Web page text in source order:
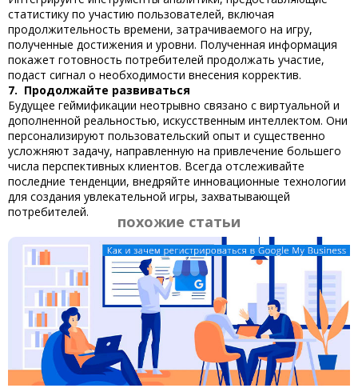
статистику по участию пользователей, включая
продолжительность времени, затрачиваемого на игру,
полученные достижения и уровни. Полученная информация
покажет готовность потребителей продолжать участие,
подаст сигнал о необходимости внесения корректив.
7. Продолжайте развиваться
Будущее геймификации неотрывно связано с виртуальной и
дополненной реальностью, искусственным интеллектом. Они
персонализируют пользовательский опыт и существенно
усложняют задачу, направленную на привлечение большего
числа перспективных клиентов. Всегда отслеживайте
последние тенденции, внедряйте инновационные технологии
для создания увлекательной игры, захватывающей
потребителей.
похожие статьи